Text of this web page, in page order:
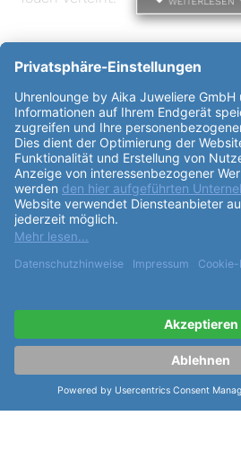
weitere
Mercier Classima